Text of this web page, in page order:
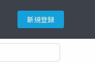
新規登録